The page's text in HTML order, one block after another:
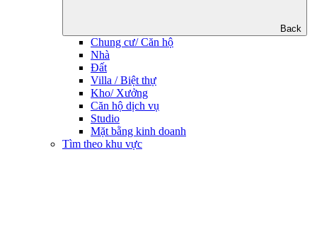
Back
Chung cư/ Căn hộ
Nhà
Đất
Villa / Biệt thự
Kho/ Xưởng
Căn hộ dịch vụ
Studio
Mặt bằng kinh doanh
Tìm theo khu vực